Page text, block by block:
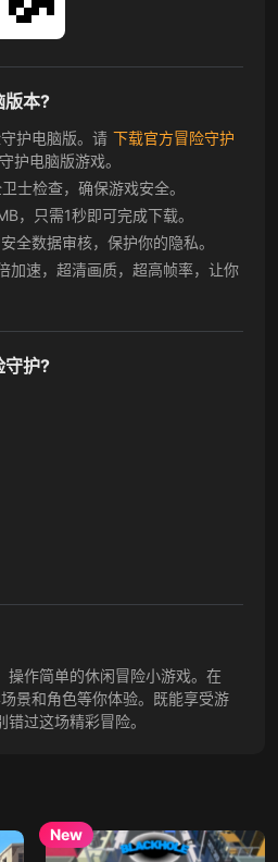
版本?
护电脑版。请 下载官方冒险守护
护电脑版游戏。
士检查，确保游戏安全。
，只需1秒即可完成下载。
全数据审核，保护你的隐私。
加速，超清画质，超高帧率，让你
守护?
操作简单的休闲冒险小游戏。在
景和角色等你体验。既能享受游
过这场精彩冒险。